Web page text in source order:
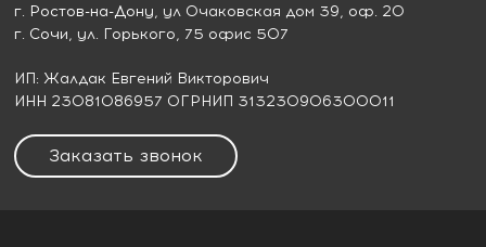
г. Ростов-на-Дону, ул Очаковская дом 39, оф. 20
г. Сочи, ул. Горького, 75 офис 507
ИП: Жалдак Евгений Викторович
ИНН 23081086957 ОГРНИП 313230906300011
Заказать звонок